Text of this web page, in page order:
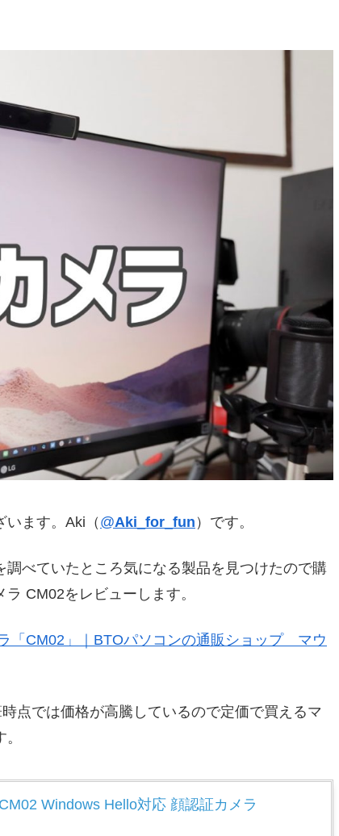
います。Aki（ @Aki_for_fun ）です。
べていたところ気になる製品を見つけたので購
CM02をレビューします。
「CM02」｜BTOパソコンの通販ショップ マウ
点では価格が高騰しているので定価で買えるマ
Windows Hello対応 顔認証カメラ